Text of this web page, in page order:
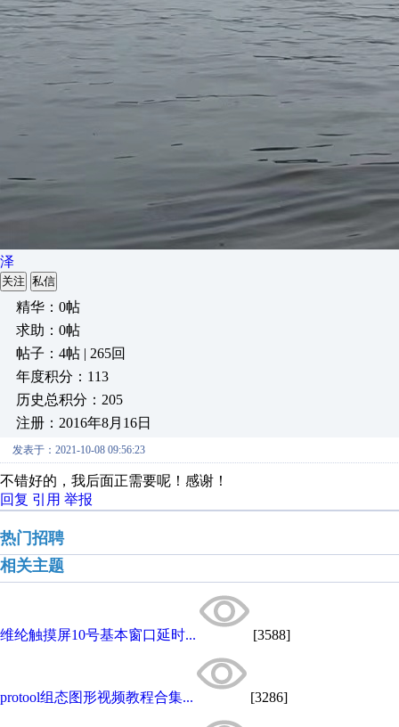
泽
关注 私信
精华：0帖
求助：0帖
帖子：4帖 | 265回
年度积分：113
历史总积分：205
注册：2016年8月16日
发表于：2021-10-08 09:56:23
不错好的，我后面正需要呢！感谢！
回复 引用 举报
热门招聘
相关主题
维纶触摸屏10号基本窗口延时... [3588]
protool组态图形视频教程合集... [3286]